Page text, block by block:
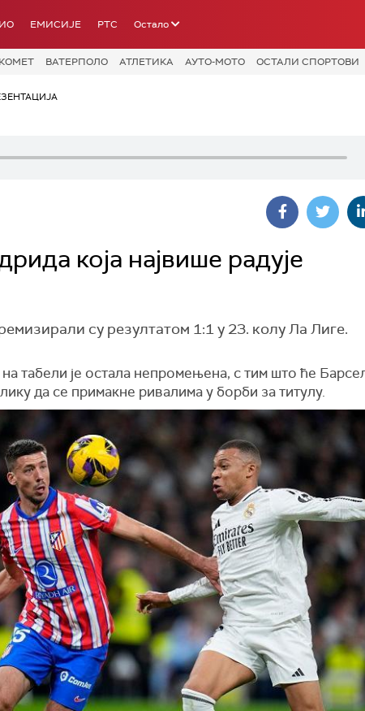
ЕМИСИЈЕ РТС Остало
ВАТЕРПОЛО АТЛЕТИКА АУТО-МОТО ОСТАЛИ СПОРТОВИ
која највише радује
су резултатом 1:1 у 23. колу Ла Лиге.
на табели је остала непромењена, с тим што ће
да се примакне ривалима у борби за титулу.